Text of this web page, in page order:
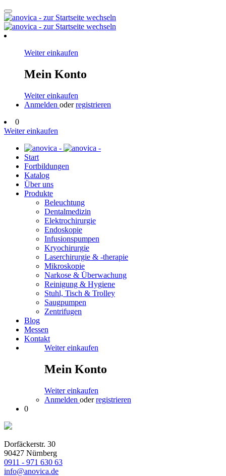
Weiter einkaufen
Mein Konto
Weiter einkaufen
Anmelden oderregistrieren
0
Weiter einkaufen
Start
Fortbildungen
Katalog
Über uns
Produkte
Beleuchtung
Dentalmedizin
Elektrochirurgie
Endoskopie
Infusionspumpen
Kryochirurgie
Laserchirurgie & -therapie
Mikroskopie
Narkose & Überwachung
Reinigung & Hygiene
Stuhl, Tisch & Trolley
Saugpumpen
Zentrifugen
Blog
Messen
Kontakt
Weiter einkaufen
Mein Konto
Weiter einkaufen
Anmelden oderregistrieren
0
Dorfäckerstr. 30
90427 Nürnberg
0911 - 971 630 63
info@anovica.de